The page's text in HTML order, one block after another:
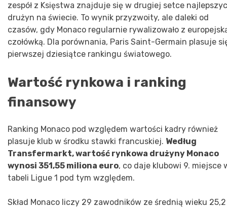
zespół z Księstwa znajduje się w drugiej setce
drużyn na świecie. To wynik przyzwoity, ale daleki od
czasów, gdy Monaco regularnie rywalizowało z
czołówką. Dla porównania, Paris Saint-Germain plasuje
pierwszej dziesiątce rankingu światowego.
Wartość rynkowa i ranking
finansowy
Ranking Monaco pod względem wartości kadry również
plasuje klub w środku stawki francuskiej. Według
Transfermarkt, wartość rynkowa drużyny Monaco
wynosi 351,55 miliona euro, co daje klubowi 9. miejsce
tabeli Ligue 1 pod tym względem.
Skład Monaco liczy 29 zawodników ze średnią wieku 25,2